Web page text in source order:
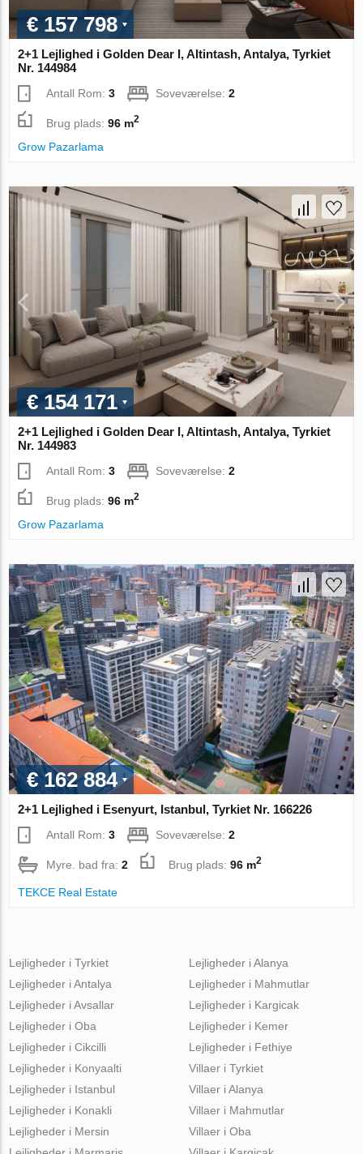
€ 157 798
2+1 Lejlighed i Golden Dear I, Altintash, Antalya, Tyrkiet
Nr. 144984
Antall Rom:3 Soveværelse:2
Brug plads:96 m2
Grow Pazarlama
€ 154 171
2+1 Lejlighed i Golden Dear I, Altintash, Antalya, Tyrkiet
Nr. 144983
Antall Rom:3 Soveværelse:2
Brug plads:96 m2
Grow Pazarlama
€ 162 884
2+1 Lejlighed i Esenyurt, Istanbul, Tyrkiet Nr. 166226
Antall Rom:3 Soveværelse:2
Myre. bad fra:2 Brug plads:96 m2
TEKCE Real Estate
Lejligheder i Tyrkiet
Lejligheder i Antalya
Lejligheder i Avsallar
Lejligheder i Oba
Lejligheder i Cikcilli
Lejligheder i Alanya
Lejligheder i Mahmutlar
Lejligheder i Kargicak
Lejligheder i Kemer
Lejligheder i Fethiye
Lejligheder i Konyaalti
Lejligheder i Istanbul
Lejligheder i Konakli
Lejligheder i Mersin
Villaer i Tyrkiet
Villaer i Alanya
Villaer i Mahmutlar
Villaer i Oba